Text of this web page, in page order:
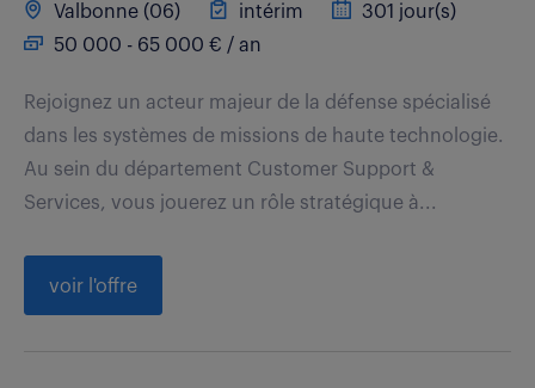
Valbonne (06) intérim
301 jour(s)
50 000 - 65 000 € / an
Rejoignez un acteur majeur de la défense spécialisé
dans les systèmes de missions de haute technologie.
Au sein du département Customer Support &
Services, vous jouerez un rôle stratégique à...
voir l'offre